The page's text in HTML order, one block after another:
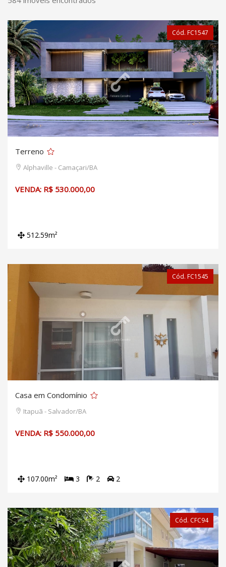
Cód. FC1547
Terreno
Alphaville - Camaçari/BA
VENDA: R$ 530.000,00
512.59m²
Cód. FC1545
Casa em Condomínio
Itapuã - Salvador/BA
VENDA: R$ 550.000,00
107.00m² 3 2 2
Cód. CFC94